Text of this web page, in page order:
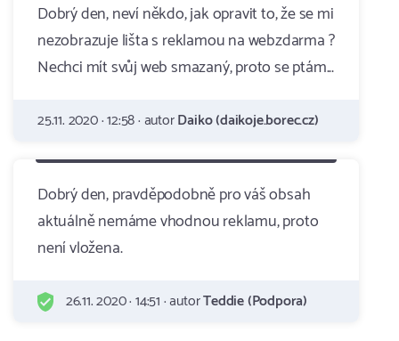
Dobrý den, neví někdo, jak opravit to, že se mi
nezobrazuje lišta s reklamou na webzdarma ?
Nechci mít svůj web smazaný, proto se ptám...
25.11. 2020 · 12:58 · autorDaiko (daikoje.borec.cz)
Dobrý den, pravděpodobně pro váš obsah
aktuálně nemáme vhodnou reklamu, proto
není vložena.
26.11. 2020 · 14:51 · autorTeddie (Podpora)